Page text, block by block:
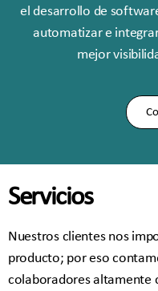
el desarrollo de
automatizar e
mejor
Servicios
Nuestros clientes nos
producto; por eso
colaboradores altamente